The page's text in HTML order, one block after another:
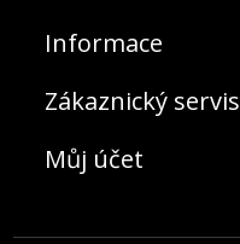
Informace
Zákaznický servis
Můj účet